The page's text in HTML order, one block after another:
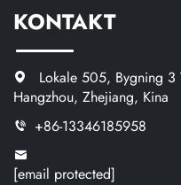
KONTAKT
Lokale 505, Bygning 3
Hangzhou, Zhejiang, Kina
+86-13346185958
[email protected]